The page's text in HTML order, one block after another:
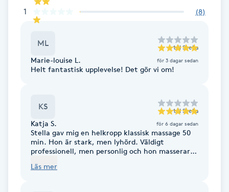
Hot yoga
Hudföryngring
Huduppstramning
1 (8)
ML till Stella
Marie-louise L. för 3 dagar sedan
Helt fantastisk upplevelse! Det gör vi om!
KS till Stella
Katja S. för 6 dagar sedan
Stella gav mig en helkropp klassisk massage 50
min. Hon är stark, men lyhörd. Väldigt
professionell, men personlig och hon masserar
massage jag upplevt! Var rädd om henne! Ni har
Läs mer